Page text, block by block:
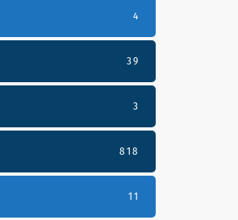
4
39
3
818
11